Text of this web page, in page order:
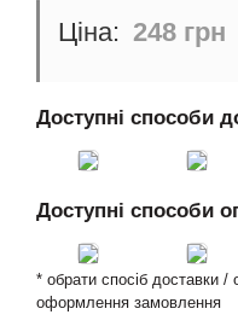
248 грн
Доступні способи
Доступні способи
* обрати спосіб доставки
оформлення замовлення